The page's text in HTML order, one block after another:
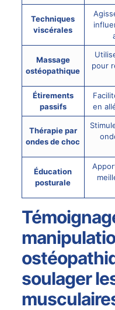
Techniques
viscérales
Massage
ostéopathique
pour
Étirements
passifs
en
Thérapie par
ondes de choc
Éducation
posturale
soulager